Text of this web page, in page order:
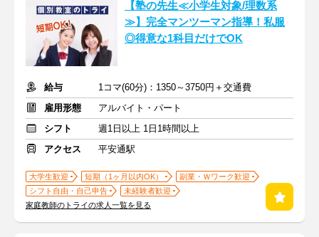
【塾の先生≪小学生対象/理数系
≫】完全マンツーマン指導！私服
◎得意な1科目だけでOK
給与
1コマ(60分)：1350～3750円＋交通費
雇用形態
アルバイト・パート
シフト
週1日以上 1日1時間以上
アクセス
平安通駅
大学生歓迎 短期（1ヶ月以内OK）
副業・Ｗワーク歓迎
シフト自由・自己申告
未経験者歓迎
家庭教師のトライの求人一覧を見る